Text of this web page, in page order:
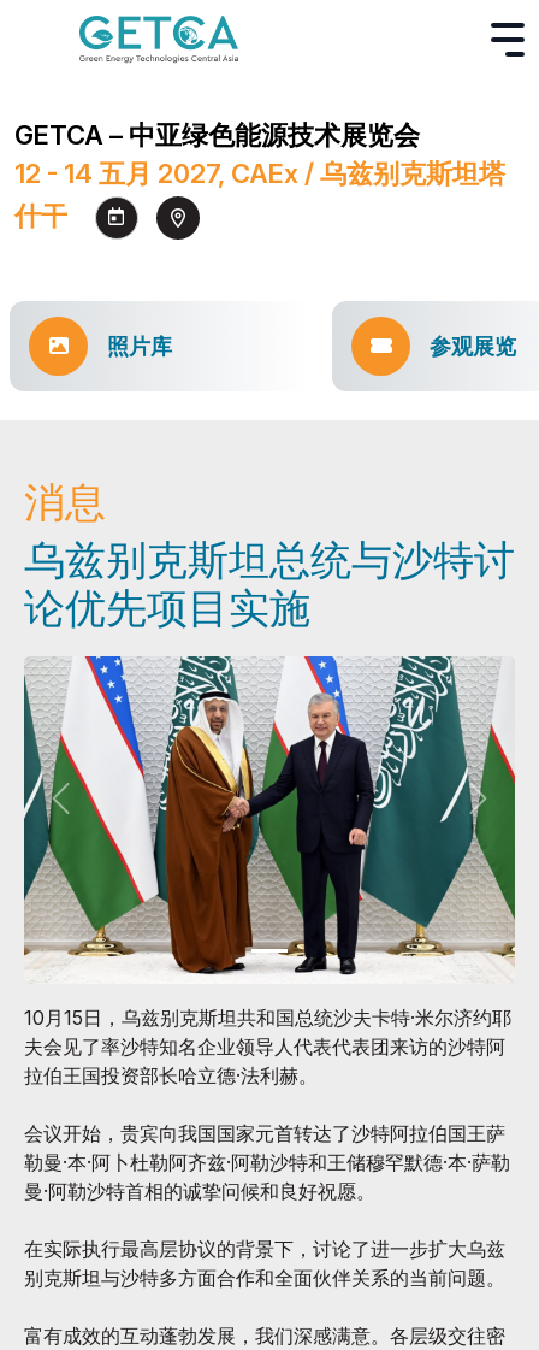
GETCA – 中亚绿色能源技术展览会
12 - 14 五月 2027, CAEx / 乌兹别克斯坦塔
什干
照片库 参观展览
消息
乌兹别克斯坦总统与沙特讨
论优先项目实施
10月15日，乌兹别克斯坦共和国总统沙夫卡特·米尔济约耶
夫会见了率沙特知名企业领导人代表代表团来访的沙特阿
拉伯王国投资部长哈立德·法利赫。
会议开始，贵宾向我国国家元首转达了沙特阿拉伯国王萨
勒曼·本·阿卜杜勒阿齐兹·阿勒沙特和王储穆罕默德·本·萨勒
曼·阿勒沙特首相的诚挚问候和良好祝愿。
在实际执行最高层协议的背景下，讨论了进一步扩大乌兹
别克斯坦与沙特多方面合作和全面伙伴关系的当前问题。
富有成效的互动蓬勃发展，我们深感满意。各层级交往密